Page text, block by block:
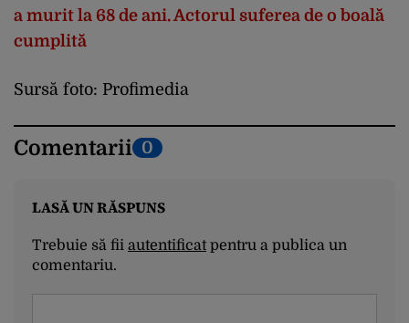
a murit la 68 de ani. Actorul suferea de o boală
cumplită
Sursă foto: Profimedia
Comentarii 0
LASĂ UN RĂSPUNS
Trebuie să fii autentificatpentru a publica un
comentariu.